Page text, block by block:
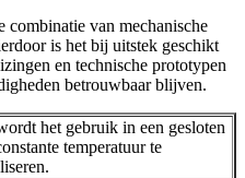
van mechanische
is het bij uitstek geschikt
en technische prototypen
betrouwbaar blijven.
het gebruik in een gesloten
temperatuur te